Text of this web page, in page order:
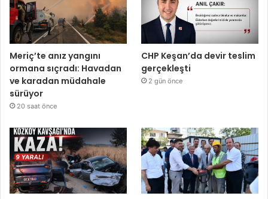
Meriç’te anız yangını
ormana sıçradı: Havadan
ve karadan müdahale
sürüyor
20 saat önce
CHP Keşan’da devir teslim
gerçekleşti
2 gün önce